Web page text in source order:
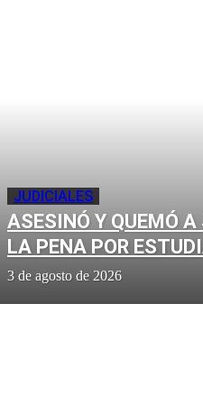
JUDICIALES
ASESINÓ Y QUEMÓ
LA PENA POR
3 de agosto de 2026